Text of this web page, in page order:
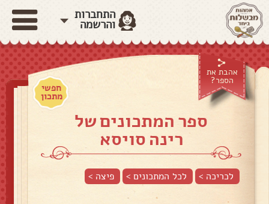
התחברות
והרשמה
אהבת את
הספר?
חפשי
מתכון
ספר המתכונים של
רינה סויסא
לכריכה > לכל המתכונים > פיצה >